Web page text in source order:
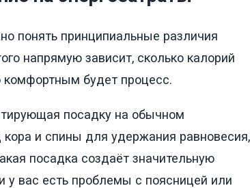
понять принципиальные различия
напрямую зависит, сколько калорий
комфортным будет процесс.
посадку на обычном
и спины для удержания равновесия,
посадка создаёт значительную
у вас есть проблемы с поясницей или